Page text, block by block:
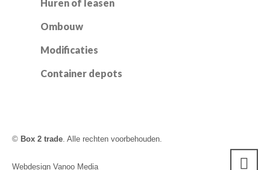
Huren of leasen
Ombouw
Modificaties
Container depots
© Box 2 trade . Alle rechten voorbehouden.
Webdesign Vanoo Media